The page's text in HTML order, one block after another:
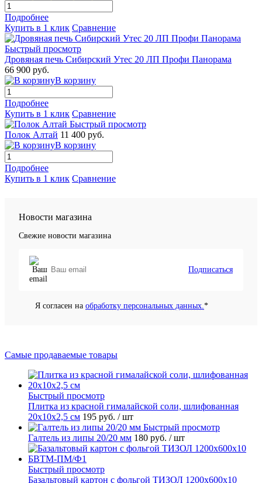
Подробнее
Купить в 1 клик Сравнение
Быстрый просмотр
Дровяная печь Сибирский Утес 20 ЛП Профи Панорама
66 900 руб.
В корзину
Подробнее
Купить в 1 клик Сравнение
Быстрый просмотр
Полок Алтай 11 400 руб.
В корзину
Подробнее
Купить в 1 клик Сравнение
Новости магазина
Свежие новости магазина
Подписаться
Я согласен на обработку персональных данных.*
Самые продаваемые товары
Быстрый просмотр
Плитка из красной гималайской соли, шлифованная
20х10х2,5 см 195 руб. / шт
Быстрый просмотр
Галтель из липы 20/20 мм 180 руб. / шт
Быстрый просмотр
Базальтовый картон с фольгой ТИЗОЛ 1200х600х10